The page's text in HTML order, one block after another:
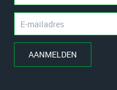
AANMELDEN